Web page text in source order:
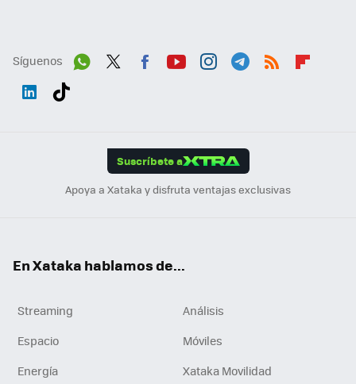
Síguenos
Suscríbete a
Apoya a Xataka y disfruta ventajas exclusivas
En Xataka hablamos de...
Streaming
Análisis
Espacio
Móviles
Energía
Xataka Movilidad